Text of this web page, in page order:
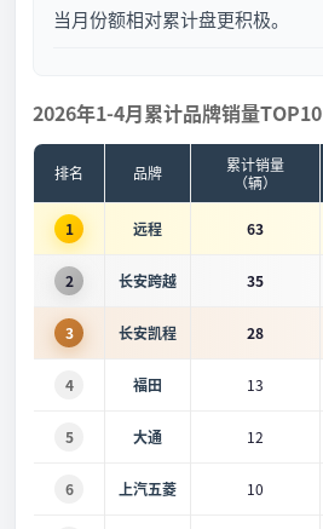
当月份额相对累计盘更积极。
2026年1-4月累计品牌销量TOP10
排名 品牌
累计销量
（辆）
1 远程 63
2 长安跨越 35
3 长安凯程 28
4 福田 13
5 大通 12
6 上汽五菱 10